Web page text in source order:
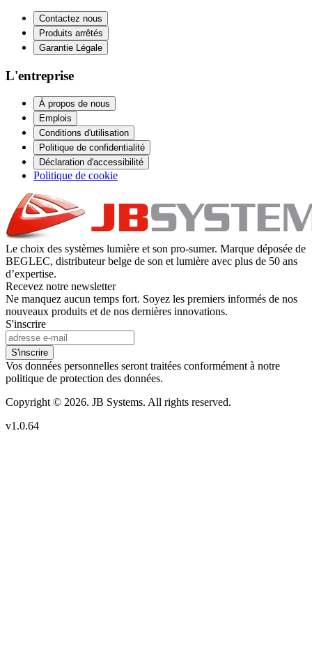
Contactez nous
Produits arrêtés
Garantie Légale
L'entreprise
À propos de nous
Emplois
Conditions d'utilisation
Politique de confidentialité
Déclaration d'accessibilité
Politique de cookie
Le choix des systèmes lumière et son pro-sumer. Marque déposée de
BEGLEC, distributeur belge de son et lumière avec plus de 50 ans
d’expertise.
Recevez notre newsletter
Ne manquez aucun temps fort. Soyez les premiers informés de nos
nouveaux produits et de nos dernières innovations.
S'inscrire
S'inscrire
Vos données personnelles seront traitées conformément à notre
politique de protection des données.
Copyright © 2026. JB Systems. All rights reserved.
v1.0.64